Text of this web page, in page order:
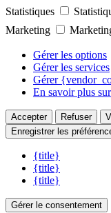
Statistiques
Marketing
Gérer les options
Gérer les services
Gérer
En savoir plus
Accepter Refuser
Enregistrer les
{title}
{title}
{title}
Gérer le consentement